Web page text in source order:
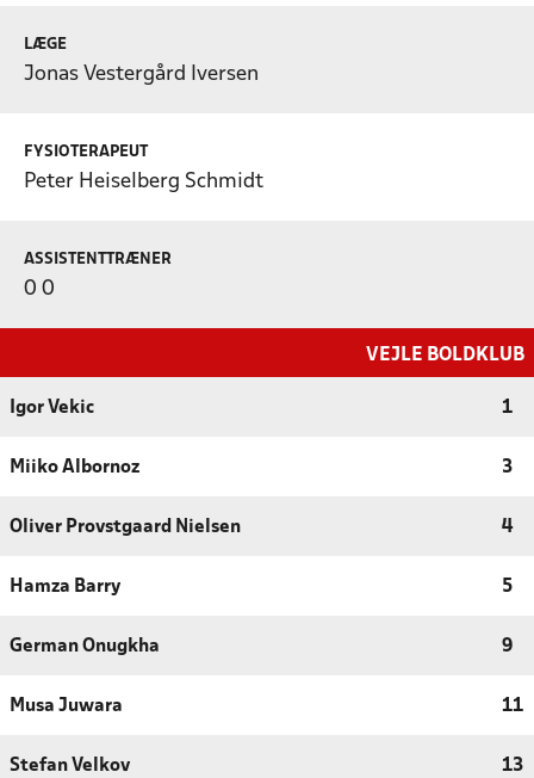
LÆGE
Jonas Vestergård Iversen
FYSIOTERAPEUT
Peter Heiselberg Schmidt
ASSISTENTTRÆNER
0 0
VEJLE BOLDKLUB
Igor Vekic 1
Miiko Albornoz 3
Oliver Provstgaard Nielsen 4
Hamza Barry 5
German Onugkha 9
Musa Juwara 11
Stefan Velkov 13